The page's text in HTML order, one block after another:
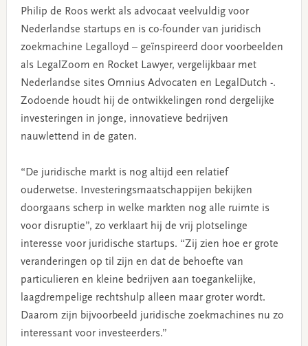
Philip de Roos werkt als advocaat veelvuldig voor
Nederlandse startups en is co-founder van juridisch
zoekmachine Legalloyd – geïnspireerd door voorbeelden
als LegalZoom en Rocket Lawyer, vergelijkbaar met
Nederlandse sites Omnius Advocaten en LegalDutch -.
Zodoende houdt hij de ontwikkelingen rond dergelijke
investeringen in jonge, innovatieve bedrijven
nauwlettend in de gaten.
“De juridische markt is nog altijd een relatief
ouderwetse. Investeringsmaatschappijen bekijken
doorgaans scherp in welke markten nog alle ruimte is
voor disruptie”, zo verklaart hij de vrij plotselinge
interesse voor juridische startups. “Zij zien hoe er grote
veranderingen op til zijn en dat de behoefte van
particulieren en kleine bedrijven aan toegankelijke,
laagdrempelige rechtshulp alleen maar groter wordt.
Daarom zijn bijvoorbeeld juridische zoekmachines nu zo
interessant voor investeerders.”